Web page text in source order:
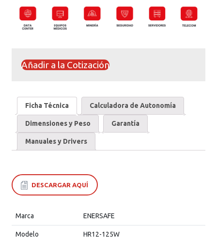
Añadir a la Cotización
Ficha Técnica Calculadora de Autonomía
Dimensiones y Peso Garantía
Manuales y Drivers
DESCARGAR AQUÍ
Marca ENERSAFE
Modelo HR12-125W